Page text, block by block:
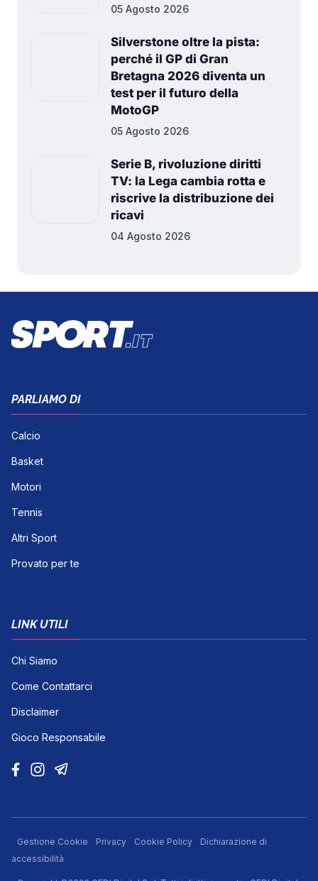
05 Agosto 2026
Silverstone oltre la pista:
perché il GP di Gran
Bretagna 2026 diventa un
test per il futuro della
MotoGP
05 Agosto 2026
Serie B, rivoluzione diritti
TV: la Lega cambia rotta e
riscrive la distribuzione dei
ricavi
04 Agosto 2026
PARLIAMO DI
Calcio
Basket
Motori
Tennis
Altri Sport
Provato per te
LINK UTILI
Chi Siamo
Come Contattarci
Disclaimer
Gioco Responsabile
Gestione Cookie Privacy Cookie Policy
Dichiarazione di
accessibilità